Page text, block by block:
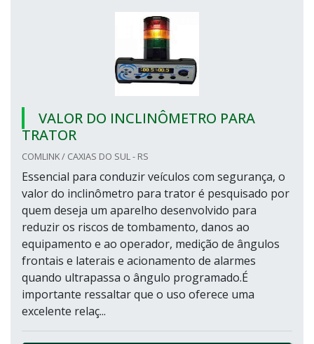
VALOR DO INCLINÔMETRO PARA
TRATOR
COMLINK / CAXIAS DO SUL - RS
Essencial para conduzir veículos com segurança, o
valor do inclinômetro para trator é pesquisado por
quem deseja um aparelho desenvolvido para
reduzir os riscos de tombamento, danos ao
equipamento e ao operador, medição de ângulos
frontais e laterais e acionamento de alarmes
quando ultrapassa o ângulo programado.É
importante ressaltar que o uso oferece uma
excelente relaç...